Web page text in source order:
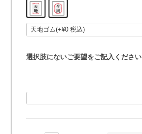
須
)
選択肢にないご要望をご記入ください